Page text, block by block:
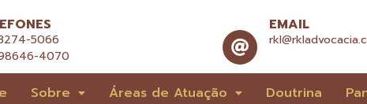
5066
4070
EMAIL
Sobre Áreas de Atuação Doutrina